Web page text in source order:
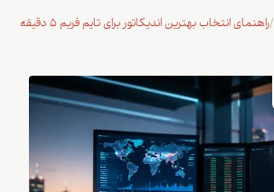
راهنمای انتخاب بهترین اندیکاتور برای تایم فریم ۵ دقیقه/